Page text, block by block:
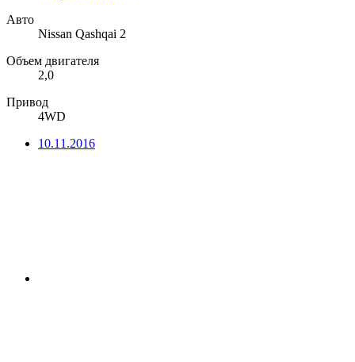
Авто
Nissan Qashqai 2
Объем двигателя
2,0
Привод
4WD
10.11.2016